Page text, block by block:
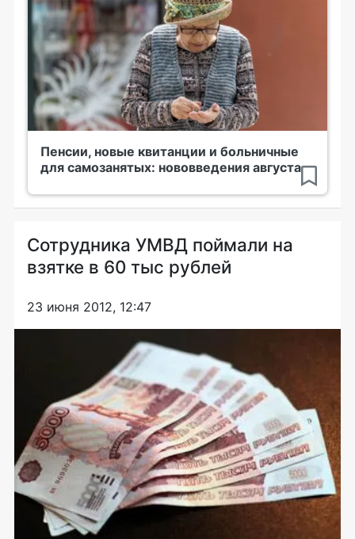
Пенсии, новые квитанции и больничные
для самозанятых: нововведения августа
Сотрудника УМВД поймали на
взятке в 60 тыс рублей
23 июня 2012, 12:47